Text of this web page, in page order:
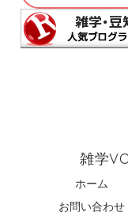
雑学
ホーム
お問い合わせ